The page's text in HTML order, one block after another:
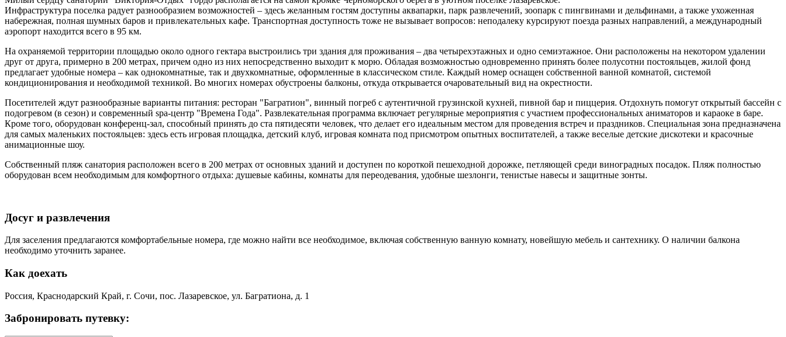
Инфраструктура поселка радует разнообразием возможностей – здесь желанным гостям доступны аквапарки, парк развлечений, зоопарк с пингвинами и дельфинами, а также ухоженная
набережная, полная шумных баров и привлекательных кафе. Транспортная доступность тоже не вызывает вопросов: неподалеку курсируют поезда разных направлений, а международный
аэропорт находится всего в 95 км.
На охраняемой территории площадью около одного гектара выстроились три здания для проживания – два четырехэтажных и одно семиэтажное. Они расположены на некотором удалении
друг от друга, примерно в 200 метрах, причем одно из них непосредственно выходит к морю. Обладая возможностью одновременно принять более полусотни постояльцев, жилой фонд
предлагает удобные номера – как однокомнатные, так и двухкомнатные, оформленные в классическом стиле. Каждый номер оснащен собственной ванной комнатой, системой
кондиционирования и необходимой техникой. Во многих номерах обустроены балконы, откуда открывается очаровательный вид на окрестности.
Посетителей ждут разнообразные варианты питания: ресторан "Багратион", винный погреб с аутентичной грузинской кухней, пивной бар и пиццерия. Отдохнуть помогут открытый бассейн с
подогревом (в сезон) и современный spa-центр "Времена Года". Развлекательная программа включает регулярные мероприятия с участием профессиональных аниматоров и караоке в баре.
Кроме того, оборудован конференц-зал, способный принять до ста пятидесяти человек, что делает его идеальным местом для проведения встреч и праздников. Специальная зона предназначена
для самых маленьких постояльцев: здесь есть игровая площадка, детский клуб, игровая комната под присмотром опытных воспитателей, а также веселые детские дискотеки и красочные
анимационные шоу.
Собственный пляж санатория расположен всего в 200 метрах от основных зданий и доступен по короткой пешеходной дорожке, петляющей среди виноградных посадок. Пляж полностью
оборудован всем необходимым для комфортного отдыха: душевые кабины, комнаты для переодевания, удобные шезлонги, тенистые навесы и защитные зонты.
Досуг и развлечения
Для заселения предлагаются комфортабельные номера, где можно найти все необходимое, включая собственную ванную комнату, новейшую мебель и сантехнику. О наличии балкона
необходимо уточнить заранее.
Как доехать
Россия, Краснодарский Край, г. Сочи, пос. Лазаревское, ул. Багратиона, д. 1
Забронировать путевку: